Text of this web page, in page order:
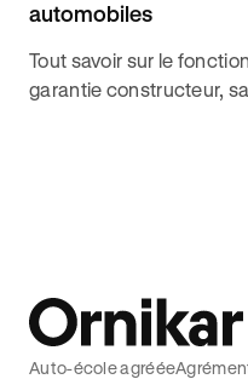
automobiles
Tout savoir sur le
garantie constructeur,
Auto-école agréée